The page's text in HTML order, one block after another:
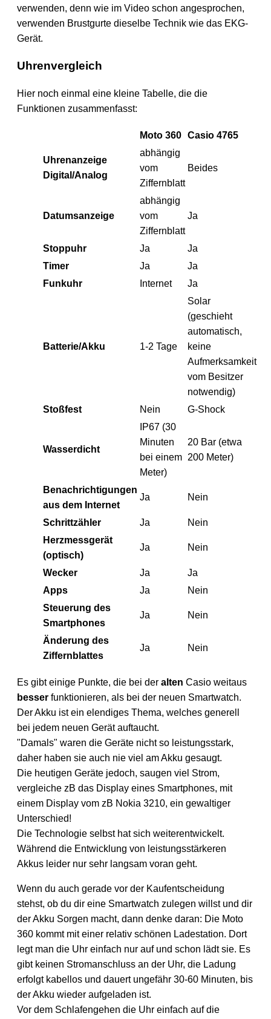
verwenden, denn wie im Video schon angesprochen,
verwenden Brustgurte dieselbe Technik wie das EKG-
Gerät.
Uhrenvergleich
Hier noch einmal eine kleine Tabelle, die die
Funktionen zusammenfasst:
Moto 360 Casio 4765
Uhrenanzeige
Digital/Analog
abhängig
vom
Ziffernblatt
Beides
Datumsanzeige
abhängig
vom
Ziffernblatt
Ja
Stoppuhr Ja
Ja
Timer
Ja
Ja
Funkuhr
Internet Ja
Batterie/Akku 1-2 Tage
Solar
(geschieht
automatisch,
keine
Aufmerksamkeit
vom Besitzer
notwendig)
Stoßfest
Nein G-Shock
Wasserdicht
IP67 (30
Minuten
bei einem
Meter)
20 Bar (etwa
200 Meter)
Benachrichtigungen
aus dem Internet
Ja Nein
Schrittzähler Ja
Nein
Herzmessgerät
(optisch)
Ja Nein
Wecker Ja
Ja
Apps
Ja
Nein
Steuerung des
Smartphones
Ja Nein
Änderung des
Ziffernblattes
Ja Nein
Es gibt einige Punkte, die bei der alten Casio weitaus
besser funktionieren, als bei der neuen Smartwatch.
Der Akku ist ein elendiges Thema, welches generell
bei jedem neuen Gerät auftaucht.
"Damals" waren die Geräte nicht so leistungsstark,
daher haben sie auch nie viel am Akku gesaugt.
Die heutigen Geräte jedoch, saugen viel Strom,
vergleiche zB das Display eines Smartphones, mit
einem Display vom zB Nokia 3210, ein gewaltiger
Unterschied!
Die Technologie selbst hat sich weiterentwickelt.
Während die Entwicklung von leistungsstärkeren
Akkus leider nur sehr langsam voran geht.
Wenn du auch gerade vor der Kaufentscheidung
stehst, ob du dir eine Smartwatch zulegen willst und dir
der Akku Sorgen macht, dann denke daran: Die Moto
360 kommt mit einer relativ schönen Ladestation. Dort
legt man die Uhr einfach nur auf und schon lädt sie. Es
gibt keinen Stromanschluss an der Uhr, die Ladung
erfolgt kabellos und dauert ungefähr 30-60 Minuten, bis
der Akku wieder aufgeladen ist.
Vor dem Schlafengehen die Uhr einfach auf die